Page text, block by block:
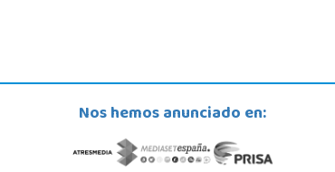
Nos hemos anunciado en: